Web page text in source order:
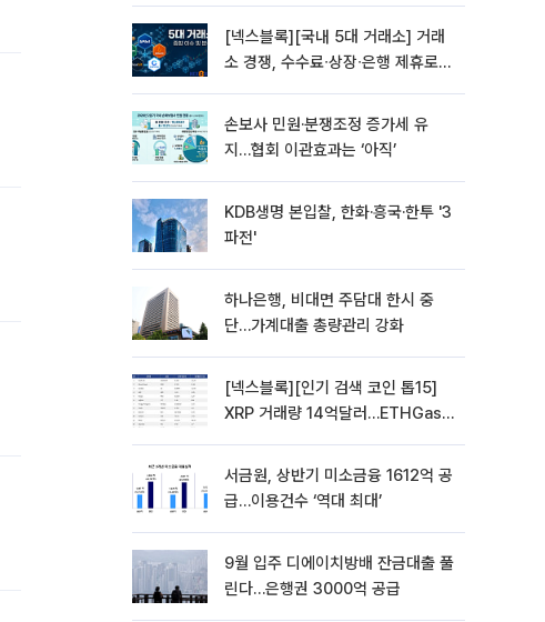
[넥스블록][국내 5대 거래소] 거래
소 경쟁, 수수료∙상장∙은행 제휴로
손보사 민원·분쟁조정 증가세 유
지…협회 이관효과는 ‘아직’
KDB생명 본입찰, 한화·흥국·한투 '3
파전'
하나은행, 비대면 주담대 한시 중
단…가계대출 총량관리 강화
[넥스블록][인기 검색 코인 톱15]
XRP 거래량 14억달러…ETHGas
서금원, 상반기 미소금융 1612억 공
급…이용건수 ‘역대 최대’
9월 입주 디에이치방배 잔금대출 풀
린다…은행권 3000억 공급